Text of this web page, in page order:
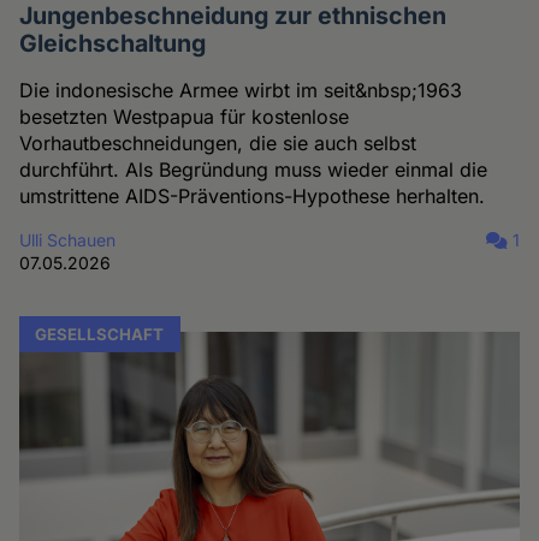
Jungenbeschneidung zur ethnischen
Gleichschaltung
Die indonesische Armee wirbt im seit&nbsp;1963
besetzten Westpapua für kostenlose
Vorhautbeschneidungen, die sie auch selbst
durchführt. Als Begründung muss wieder einmal die
umstrittene AIDS-Präventions-Hypothese herhalten.
Ulli Schauen
07.05.2026
1
GESELLSCHAFT